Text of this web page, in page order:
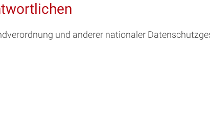
und anderer nationaler